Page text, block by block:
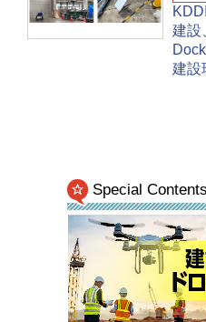
建設
建設
Special Contents